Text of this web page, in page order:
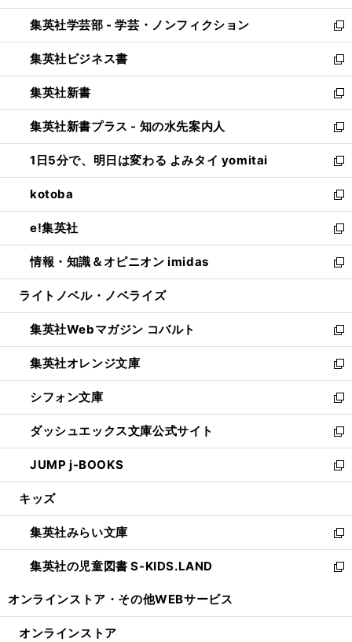
開
く
ウ
で
開
く
ン
ド
ウ
で
開
く
ウ
ィ
ン
ド
ウ
で
開
く
集英社学芸部 - 学芸・ノンフィクション
新
し
い
ウ
ィ
ン
ド
ウ
で
開
く
集英社ビジネス書
新
し
い
ウ
ィ
ン
ド
ウ
で
開
く
集英社新書
新
し
い
ウ
ィ
ン
ド
ウ
で
開
く
集英社新書プラス - 知の水先案内人
新
し
い
ウ
ィ
ン
ド
ウ
で
開
1日5分で、明日は変わる よみタイ yomitai
新
し
い
ウ
ィ
ン
ド
ウ
開
く
kotoba
新
し
い
ウ
ィ
ン
ウ
で
開
く
e!集英社
新
し
い
ウ
ン
ド
ウ
で
開
く
情報・知識＆オピニオン imidas
新
し
ウ
ィ
ン
ド
ウ
で
開
く
ライトノベル・ノベライズ
集英社Webマガジン コバルト
新
し
い
ウ
ィ
ン
ド
ウ
で
開
集英社オレンジ文庫
新
し
い
ウ
ィ
ン
ド
ウ
開
く
シフォン文庫
新
し
い
ウ
ィ
ン
ウ
で
開
く
ダッシュエックス文庫公式サイト
新
し
い
ウ
ン
ド
ウ
で
JUMP j-BOOKS
新
し
ウ
ィ
ン
ド
開
キッズ
集英社みらい文庫
新
し
い
ン
集英社の児童図書 S-KIDS.LAND
新
ウ
オンラインストア・ その他WEBサービス
オンラインストア